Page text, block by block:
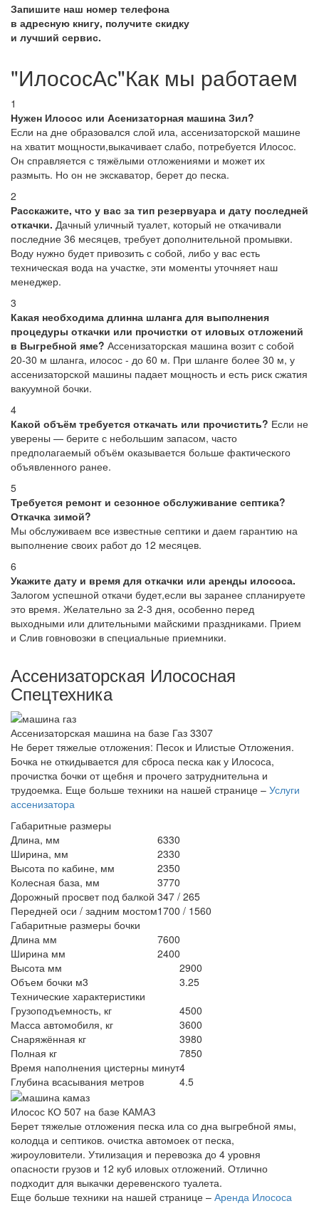
Запишите наш номер телефона
в адресную книгу, получите скидку
и лучший сервис.
"ИлососАс"Как мы работаем
1
Нужен Илосос или Асенизаторная машина Зил?
Если на дне образовался слой ила, ассенизаторской машине
на хватит мощности,выкачивает слабо, потребуется Илосос.
Он справляется с тяжёлыми отложениями и может их
размыть. Но он не экскаватор, берет до песка.
2
Расскажите, что у вас за тип резервуара и дату последней
откачки. Дачный уличный туалет, который не откачивали
последние 36 месяцев, требует дополнительной промывки.
Воду нужно будет привозить с собой, либо у вас есть
техническая вода на участке, эти моменты уточняет наш
менеджер.
3
Какая необходима длинна шланга для выполнения
процедуры откачки или прочистки от иловых отложений
в Выгребной яме? Ассенизаторская машина возит с собой
20-30 м шланга, илосос - до 60 м. При шланге более 30 м, у
ассенизаторской машины падает мощность и есть риск сжатия
вакуумной бочки.
4
Какой объём требуется откачать или прочистить? Если не
уверены — берите с небольшим запасом, часто
предполагаемый объём оказывается больше фактического
объявленного ранее.
5
Требуется ремонт и сезонное обслуживание септика?
Откачка зимой?
Мы обслуживаем все известные септики и даем гарантию на
выполнение своих работ до 12 месяцев.
6
Укажите дату и время для откачки или аренды илососа.
Залогом успешной откачи будет,если вы заранее спланируете
это время. Желательно за 2-3 дня, особенно перед
выходными или длительными майскими праздниками. Прием
и Слив говновозки в специальные приемники.
Ассенизаторская Илососная
Спецтехника
Ассенизаторская машина на базе Газ 3307
Не берет тяжелые отложения: Песок и Илистые Отложения.
Бочка не откидывается для сброса песка как у Илососа,
прочистка бочки от щебня и прочего затруднительна и
трудоемка. Еще больше техники на нашей странице – Услуги
ассенизатора
Габаритные размеры
Длина, мм
6330
Ширина, мм
2330
Высота по кабине, мм
2350
Колесная база, мм
3770
Дорожный просвет под балкой 347 / 265
Передней оси / задним мостом1700 / 1560
Габаритные размеры бочки
Длина мм
7600
Ширина мм
2400
Высота мм
2900
Объем бочки м3
3.25
Технические характеристики
Грузоподъемность, кг
4500
Масса автомобиля, кг
3600
Снаряжённая кг
3980
Полная кг
7850
Время наполнения цистерны минут4
Глубина всасывания метров
4.5
Илосос КО 507 на базе КАМАЗ
Берет тяжелые отложения песка ила со дна выгребной ямы,
колодца и септиков. очистка автомоек от песка,
жироуловители. Утилизация и перевозка до 4 уровня
опасности грузов и 12 куб иловых отложений. Отлично
подходит для выкачки деревенского туалета.
Еще больше техники на нашей странице – Аренда Илососа